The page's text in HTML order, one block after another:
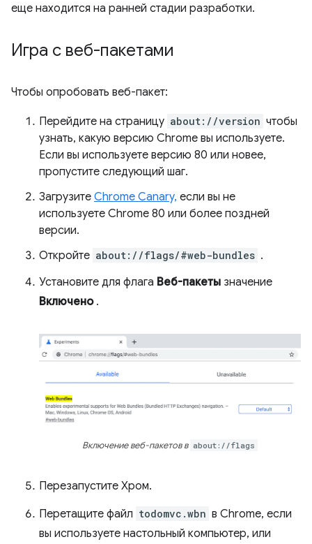
еще находится на ранней стадии разработки.
Игра с веб-пакетами
Чтобы опробовать веб-пакет:
Перейдите на страницу about://version чтобы
узнать, какую версию Chrome вы используете.
Если вы используете версию 80 или новее,
пропустите следующий шаг.
Загрузите Chrome Canary, если вы не
используете Chrome 80 или более поздней
версии.
Откройте about://flags/#web-bundles .
Установите для флага Веб-пакеты значение
Включено.
Включение веб-пакетов в about://flags
Перезапустите Хром.
Перетащите файл todomvc.wbn в Chrome, если
вы используете настольный компьютер, или